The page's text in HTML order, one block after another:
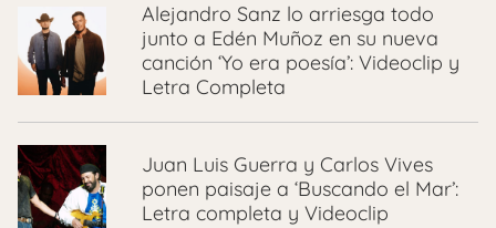
Alejandro Sanz lo arriesga todo
junto a Edén Muñoz en su nueva
canción ‘Yo era poesía’: Videoclip y
Letra Completa
Juan Luis Guerra y Carlos Vives
ponen paisaje a ‘Buscando el Mar’:
Letra completa y Videoclip